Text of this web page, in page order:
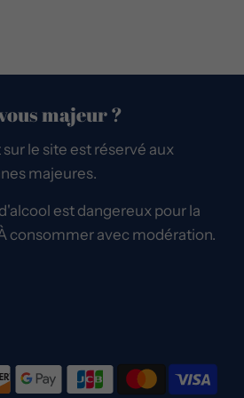
majeur ?
sur le site est réservé aux
majeures.
est dangereux pour la
consommer avec modération.